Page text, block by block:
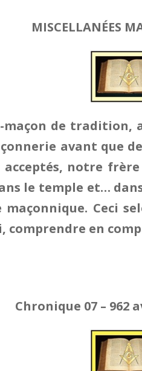
MISCELLANÉES
maçon de tradition,
avant que
notre frère
le temple et…
maçonnique. Ceci
comprendre en
Chronique 07 – 962